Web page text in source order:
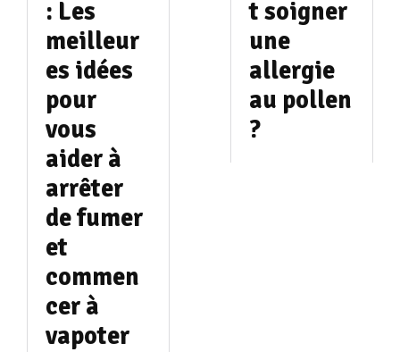
: Les
meilleur
es idées
pour
vous
aider à
arrêter
de fumer
et
commen
cer à
vapoter
t soigner
une
allergie
au pollen
?